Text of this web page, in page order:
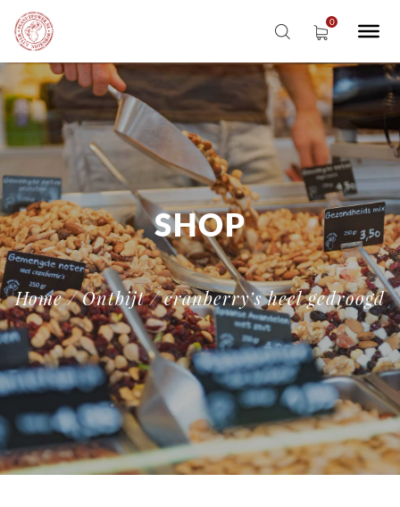
SHOP
Home/Ontbijt/ cranberry’s heel gedroogd